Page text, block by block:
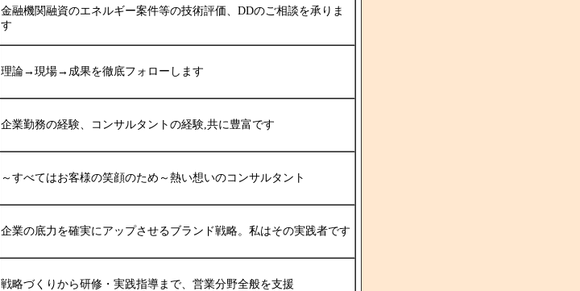
金融機関融資のエネルギー案件等の技術評価、DDのご相談を承りま
す
理論→現場→成果を徹底フォローします
企業勤務の経験、コンサルタントの経験,共に豊富です
～すべてはお客様の笑顔のため～熱い想いのコンサルタント
企業の底力を確実にアップさせるブランド戦略。私はその実践者です
戦略づくりから研修・実践指導まで、営業分野全般を支援